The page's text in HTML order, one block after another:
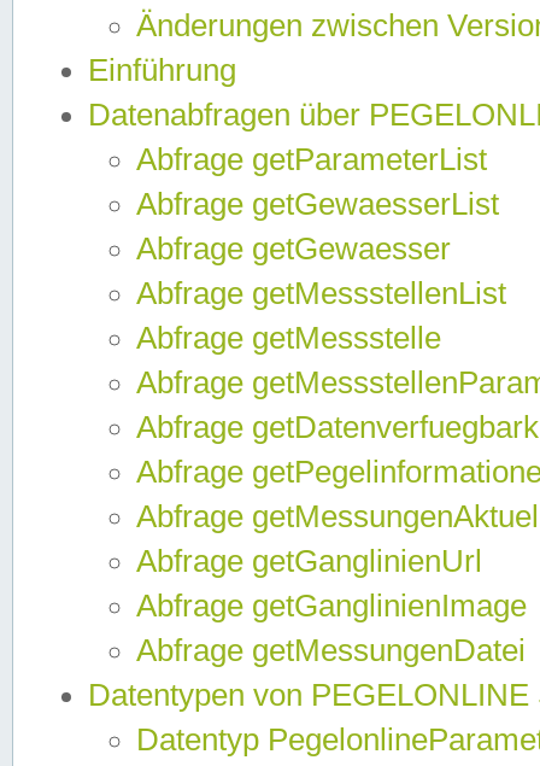
Änderungen zwischen
Einführung
Datenabfragen über
Abfrage getParameterList
Abfrage getGewaesserList
Abfrage getGewaesser
Abfrage getMessstellenList
Abfrage getMessstelle
Abfrage
Abfrage
Abfrage
Abfrage
Abfrage getGanglinienUrl
Abfrage getGanglinienImage
Abfrage getMessungenDatei
Datentypen von
Datentyp